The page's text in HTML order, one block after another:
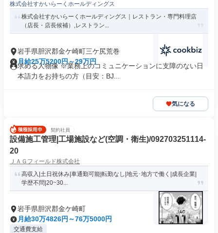
株式会社すかいらーくホールディングス
株式会社すかいらーくホールディングス｜レストラン・専門料理店
（店長・店長候補）,レストラン...
岩手県胆沢郡金ケ崎町三ケ尻荒巻
月給25万5200円～29万円
求める人物像 ※業務上のコミュニケーションに支障のない日
本語力をお持ちの方（目安：BJ...
気になる
契約社員
設備施工管理|工場施設など(空調・衛生)/092703251114-
20
ＪＡＧフィールド株式会社
高収入|土日祝休み|車通勤可能|転勤なし|地元･地方で働く|成長企業|
学歴不問|20~30...
岩手県胆沢郡金ケ崎町
月給30万4826円～76万5000円
交通費支給